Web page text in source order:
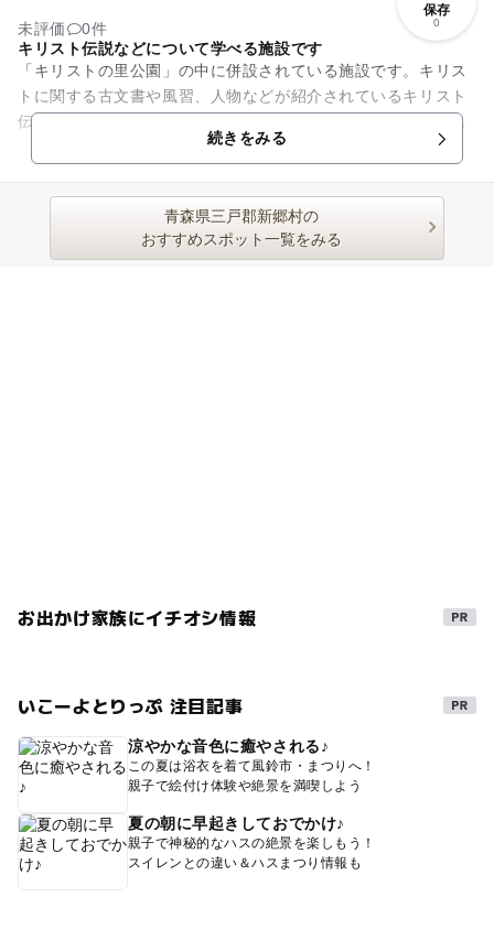
保存
0
未評価
0件
キリスト伝説などについて学べる施設です
「キリストの里公園」の中に併設されている施設です。キリス
トに関する古文書や風習、人物などが紹介されているキリスト
伝承コーナーの他、農具や民具などが展示されている戸来展示
コーナーや、新郷村の伝説な...続きをみる
青森県三戸郡新郷村の
おすすめスポット一覧をみる
お出かけ家族にイチオシ情報
いこーよとりっぷ 注目記事
涼やかな音色に癒やされる♪
この夏は浴衣を着て風鈴市・まつりへ！
親子で絵付け体験や絶景を満喫しよう
夏の朝に早起きしておでかけ♪
親子で神秘的なハスの絶景を楽しもう！
スイレンとの違い＆ハスまつり情報も